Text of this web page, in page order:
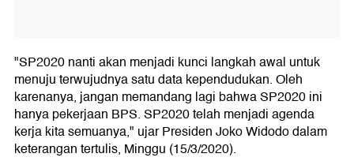
"SP2020 nanti akan menjadi kunci langkah awal untuk
menuju terwujudnya satu data kependudukan. Oleh
karenanya, jangan memandang lagi bahwa SP2020 ini
hanya pekerjaan BPS. SP2020 telah menjadi agenda
kerja kita semuanya," ujar Presiden Joko Widodo dalam
keterangan tertulis, Minggu (15/3/2020).